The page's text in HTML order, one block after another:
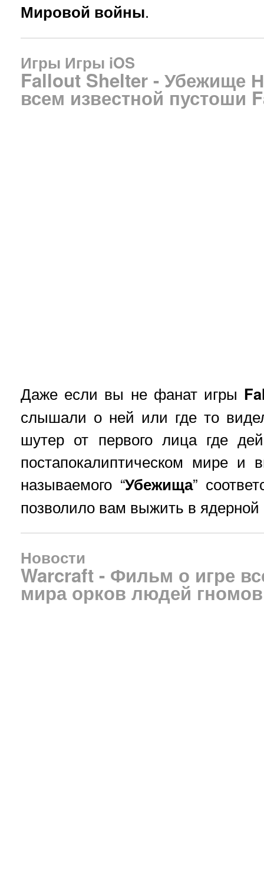
Мировой войны.
Игры Игры iOS
Fallout Shelter - Убежище
всем известной пустоши
Даже если вы не фанат игры
слышали о ней или где то
шутер от первого лица где
постапокалиптическом мире и
называемого “Убежища”
позволило вам выжить в ядерной
Новости
Warcraft - Фильм о игре
мира орков людей